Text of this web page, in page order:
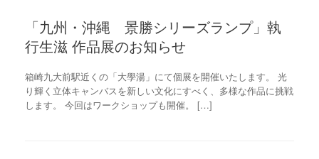
「九州・沖縄 景勝シリーズランプ」執
行生滋 作品展のお知らせ
箱崎九大前駅近くの「大學湯」にて個展を開催いたします。 光
り輝く立体キャンバスを新しい文化にすべく、多様な作品に挑戦
します。 今回はワークショップも開催。 […]